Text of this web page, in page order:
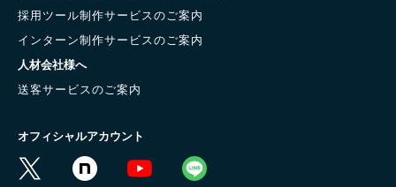
採用ツール制作サービスのご案内
インターン制作サービスのご案内
人材会社様へ
送客サービスのご案内
オフィシャルアカウント